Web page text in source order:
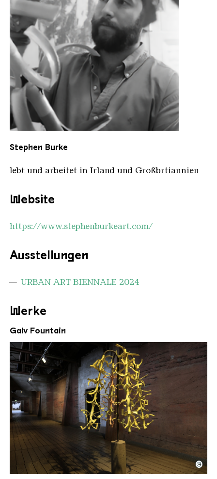
Stephen Burke
Stephen Burke
lebt und arbeitet in Irland und Großbrtiannien
Website
https://www.stephenburkeart.com/
Ausstellungen
URBAN ART BIENNALE 2024
Werke
Galv Fountain
Stephen Burke KHV kompr
Copyright: Karl Henirich Veith
©